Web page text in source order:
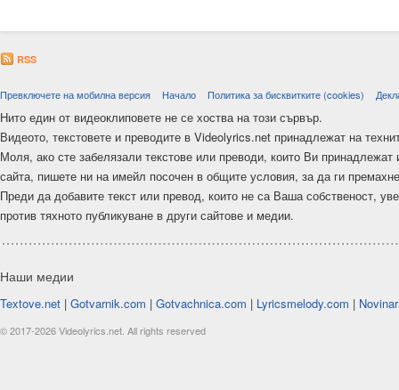
RSS
Превключете на мобилна версия Начало Политика за бисквитките (cookies)
Нито един от видеоклиповете не се хоства на този сървър.
Видеото, текстовете и преводите в Videolyrics.net принадлежат на
Моля, ако сте забелязали текстове или преводи, които Ви
сайта, пишете ни на имейл посочен в общите условия, за да ги
Преди да добавите текст или превод, които не са Ваша собственост,
против тяхното публикуване в други сайтове и медии.
Наши медии
Textove.net | Gotvarnik.com | Gotvachnica.com | Lyricsmelody.com |
© 2017-2026 Videolyrics.net. All rights reserved